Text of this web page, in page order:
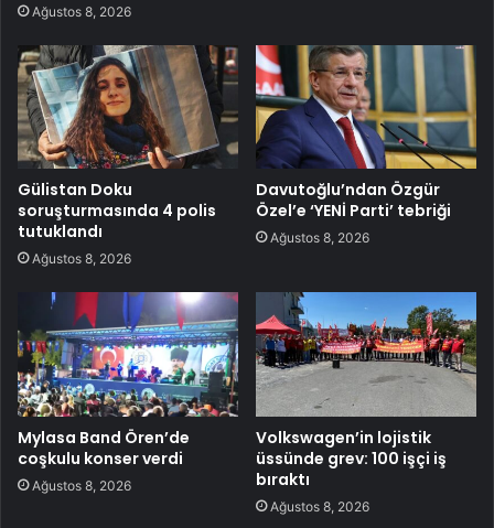
Ağustos 8, 2026
Gülistan Doku
soruşturmasında 4 polis
tutuklandı
Ağustos 8, 2026
Davutoğlu’ndan Özgür
Özel’e ‘YENİ Parti’ tebriği
Ağustos 8, 2026
Mylasa Band Ören’de
coşkulu konser verdi
Ağustos 8, 2026
Volkswagen’in lojistik
üssünde grev: 100 işçi iş
bıraktı
Ağustos 8, 2026